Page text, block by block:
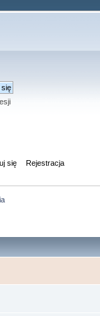
się Rejestracja